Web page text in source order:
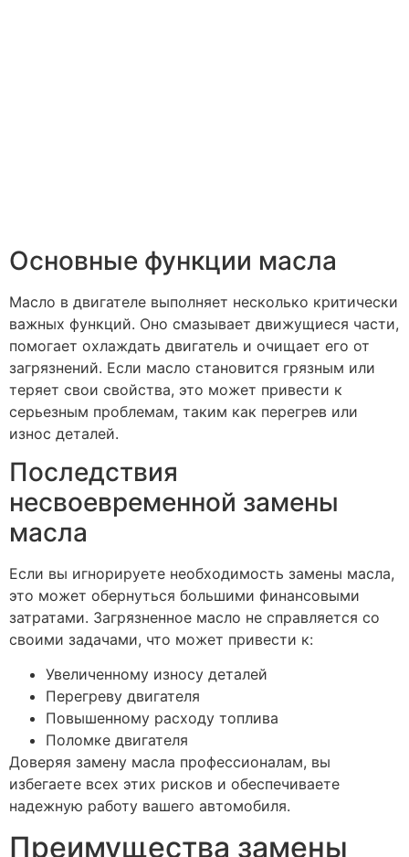
Основные функции масла
Масло в двигателе выполняет несколько критически
важных функций. Оно смазывает движущиеся части,
помогает охлаждать двигатель и очищает его от
загрязнений. Если масло становится грязным или
теряет свои свойства, это может привести к
серьезным проблемам, таким как перегрев или
износ деталей.
Последствия
несвоевременной замены
масла
Если вы игнорируете необходимость замены масла,
это может обернуться большими финансовыми
затратами. Загрязненное масло не справляется со
своими задачами, что может привести к:
Увеличенному износу деталей
Перегреву двигателя
Повышенному расходу топлива
Поломке двигателя
Доверяя замену масла профессионалам, вы
избегаете всех этих рисков и обеспечиваете
надежную работу вашего автомобиля.
Преимущества замены